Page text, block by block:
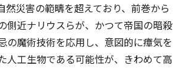
然災害の範疇を超えており、前巻から
側近ナリウスらが、かつて帝国の暗殺
の魔術技術を応用し、意図的に瘴気を
人工生物である可能性が、きわめて高